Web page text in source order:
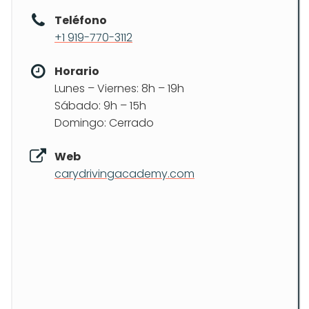
Teléfono
+1 919-770-3112
Horario
Lunes – Viernes: 8h – 19h
Sábado: 9h – 15h
Domingo: Cerrado
Web
carydrivingacademy.com